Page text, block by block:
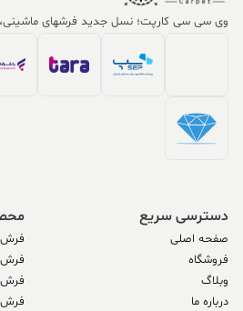
وی سی سی کارپت؛ نسل جدید فرشهای
دسترسی سریع
صفحه اصلی
فروشگاه
وبلاگ
درباره ما
فرش
فرش